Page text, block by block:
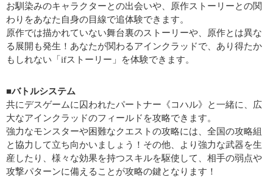
お馴染みのキャラクターとの出会いや、原作ストーリーとの関
わりをあなた自身の目線で追体験できます。
原作では描かれていない舞台裏のストーリーや、原作とは異な
る展開も発生！あなたが関わるアインクラッドで、あり得たか
もしれない「ifストーリー」を体験できます。
■バトルシステム
共にデスゲームに囚われたパートナー《コハル》と一緒に、広
大なアインクラッドのフィールドを攻略できます。
強力なモンスターや困難なクエストの攻略には、全国の攻略組
と協力して立ち向かいましょう！その他、より強力な武器を生
産したり、様々な効果を持つスキルを駆使して、相手の弱点や
攻撃パターンに備えることが攻略の鍵となります！